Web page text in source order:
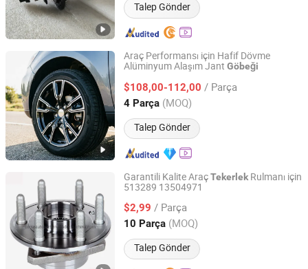
Talep Gönder
Araç Performansı için Hafif Dövme
Alüminyum Alaşım Jant Göbeği
$108,00-112,00 / Parça
4 Parça (MOQ)
Talep Gönder
HAI NAN JIHOO CO., LTD.
Hainan, China Fiyat 2026
Garantili Kalite AraçTekerlek Rulmanı için
513289 13504971
$2,99 / Parça
10 Parça (MOQ)
Talep Gönder
Guangzhou Corse Auto Part Co., Ltd.
Guangdong, China Fiyat 2020